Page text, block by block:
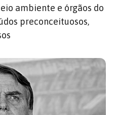
ambiente e órgãos do
preconceituosos,